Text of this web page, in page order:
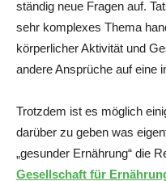
ständig neue Fragen auf.
sehr komplexes Thema
körperlicher Aktivität und
andere Ansprüche auf eine
Trotzdem ist es möglich
darüber zu geben was
„gesunder Ernährung“ die
Gesellschaft für